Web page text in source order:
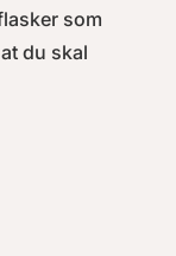
som
du skal